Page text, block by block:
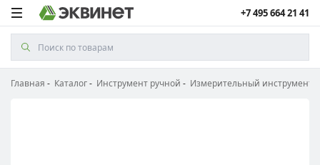
+7 495 664 21 41
Главная Каталог Инструмент ручной Измерительный инструмент